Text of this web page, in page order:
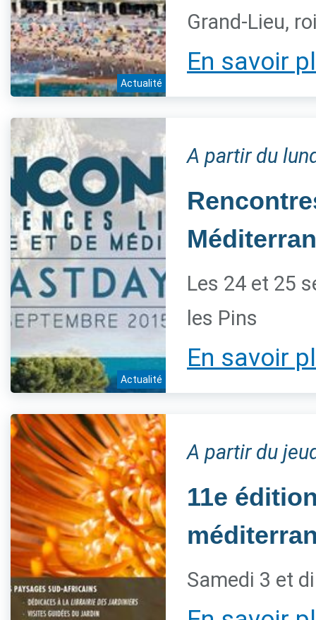
Actualité
Grand-Lieu,
En savoir
Actualité
A partir du
Les 24 et 25
les Pins
En savoir
A partir du
11e
Samedi 3 et